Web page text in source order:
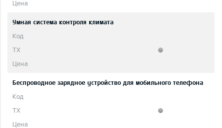
Умная система контроля климата
Беспроводное зарядное устройство для мобильного телефона